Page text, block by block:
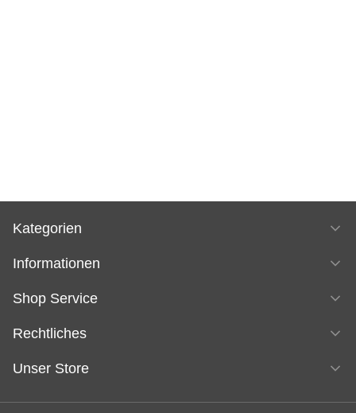
Kategorien
Informationen
Shop Service
Rechtliches
Unser Store